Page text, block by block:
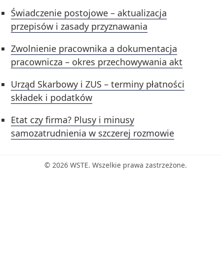
Świadczenie postojowe – aktualizacja
przepisów i zasady przyznawania
Zwolnienie pracownika a dokumentacja
pracownicza – okres przechowywania akt
Urząd Skarbowy i ZUS – terminy płatności
składek i podatków
Etat czy firma? Plusy i minusy
samozatrudnienia w szczerej rozmowie
© 2026 WSTE. Wszelkie prawa zastrzeżone.